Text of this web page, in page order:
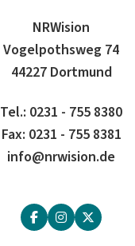
NRWision
Vogelpothsweg 74
44227 Dortmund
Tel.: 0231 - 755 8380
Fax: 0231 - 755 8381
info@nrwision.de